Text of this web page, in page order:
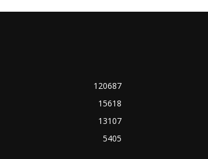
120687
15618
13107
5405